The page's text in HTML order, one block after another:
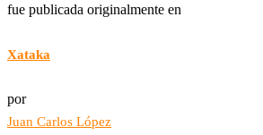
fue publicada originalmente en
Xataka
por
Juan Carlos López